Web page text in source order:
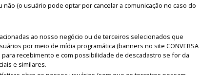
(o usuário pode optar por cancelar a comunicação no caso do
ao nosso negócio ou de terceiros selecionados que
por meio de mídia programática (banners no site CONVERSA
para recebimento e com possibilidade de descadastro se for da
e similares.